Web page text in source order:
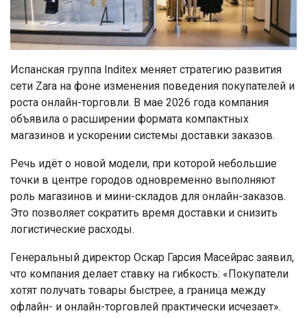
Испанская группа Inditex меняет стратегию развития
сети Zara на фоне изменения поведения покупателей и
роста онлайн-торговли. В мае 2026 года компания
объявила о расширении формата компактных
магазинов и ускорении системы доставки заказов.
Речь идёт о новой модели, при которой небольшие
точки в центре городов одновременно выполняют
роль магазинов и мини-складов для онлайн-заказов.
Это позволяет сократить время доставки и снизить
логистические расходы.
Генеральный директор Оскар Гарсия Масейрас заявил,
что компания делает ставку на гибкость: «Покупатели
хотят получать товары быстрее, а граница между
офлайн- и онлайн-торговлей практически исчезает».